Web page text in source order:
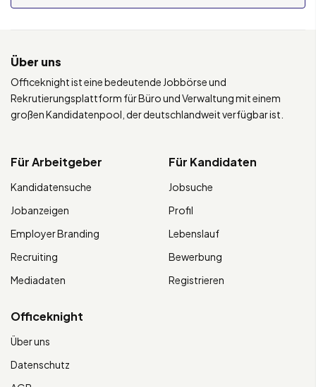
Über uns
Officeknight ist eine bedeutende Jobbörse und
Rekrutierungsplattform für Büro und Verwaltung mit einem
großen Kandidatenpool, der deutschlandweit verfügbar ist.
Für Arbeitgeber
Kandidatensuche
Jobanzeigen
Employer Branding
Recruiting
Mediadaten
Für Kandidaten
Jobsuche
Profil
Lebenslauf
Bewerbung
Registrieren
Officeknight
Über uns
Datenschutz